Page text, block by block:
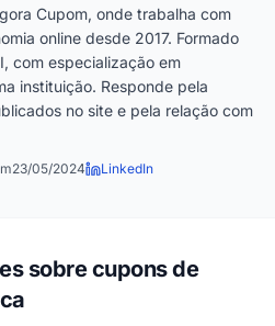
Cupom, onde trabalha com
online desde 2017. Formado
com especialização em
instituição. Responde pela
no site e pela relação com
23/05/2024 LinkedIn
sobre cupons de